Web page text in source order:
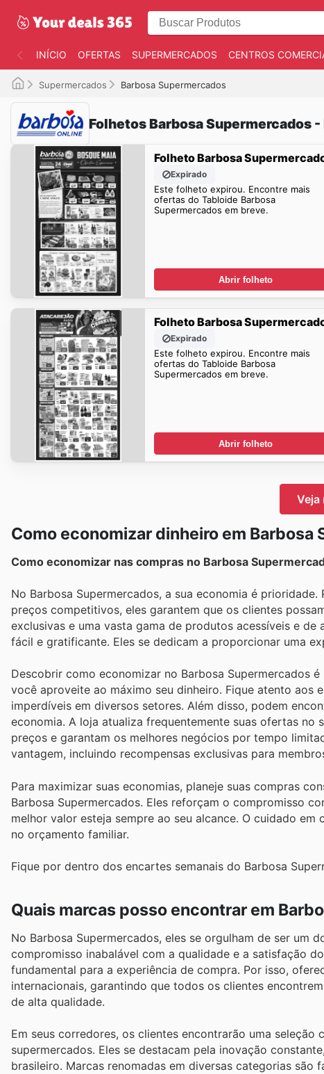
INÍCIO OFERTAS SUPERMERCADOS CENTROS
Supermercados Barbosa Supermercados
Folhetos Barbosa Supermercados
Folheto Barbosa
Expirado
Este folheto expirou. Encontre mais
ofertas do Tabloide Barbosa
Supermercados em breve.
Abrir folheto
Folheto Barbosa
Expirado
Este folheto expirou. Encontre mais
ofertas do Tabloide Barbosa
Supermercados em breve.
Abrir folheto
Veja
Como economizar dinheiro em Barbosa
Como economizar nas compras no Barbosa
No Barbosa Supermercados, a sua economia é
preços competitivos, eles garantem que os clientes
exclusivas e uma vasta gama de produtos acessíveis e
fácil e gratificante. Eles se dedicam a proporcionar uma
Descobrir como economizar no Barbosa Supermercados
você aproveite ao máximo seu dinheiro. Fique atento
imperdíveis em diversos setores. Além disso, podem
economia. A loja atualiza frequentemente suas ofertas
preços e garantam os melhores negócios por tempo
vantagem, incluindo recompensas exclusivas para
Para maximizar suas economias, planeje suas compras
Barbosa Supermercados. Eles reforçam o compromisso
melhor valor esteja sempre ao seu alcance. O cuidado
no orçamento familiar.
Fique por dentro dos encartes semanais do Barbosa
Quais marcas posso encontrar em
No Barbosa Supermercados, eles se orgulham de ser um
compromisso inabalável com a qualidade e a satisfação
fundamental para a experiência de compra. Por isso,
internacionais, garantindo que todos os clientes
de alta qualidade.
Em seus corredores, os clientes encontrarão uma
supermercados. Eles se destacam pela inovação
brasileiro. Marcas renomadas em diversas categorias são